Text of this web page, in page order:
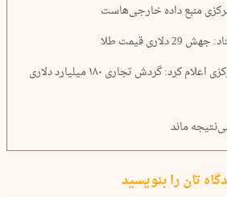
منبع داده خارجی‌هاست
قیمت طلا
معاون اقتصادی بانک ‌مرکزی اعلام کرد: گردش تجاری ۱۸۰ میلیارد دلاری
ماند
تان را بنویسید